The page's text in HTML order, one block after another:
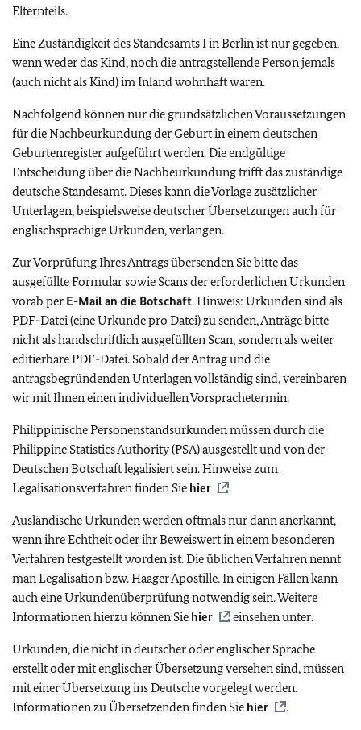
Elternteils.
Eine Zuständigkeit des Standesamts I in Berlin ist nur gegeben,
wenn weder das Kind, noch die antragstellende Person jemals
(auch nicht als Kind) im Inland wohnhaft waren.
Nachfolgend können nur die grundsätzlichen Voraussetzungen
für die Nachbeurkundung der Geburt in einem deutschen
Geburtenregister aufgeführt werden. Die endgültige
Entscheidung über die Nachbeurkundung trifft das zuständige
deutsche Standesamt. Dieses kann die Vorlage zusätzlicher
Unterlagen, beispielsweise deutscher Übersetzungen auch für
englischsprachige Urkunden, verlangen.
Zur Vorprüfung Ihres Antrags übersenden Sie bitte das
ausgefüllte Formular sowie Scans der erforderlichen Urkunden
vorab per E-Mailan die Botschaft. Hinweis: Urkunden sind als
PDF-Datei (eine Urkunde pro Datei) zu senden, Anträge bitte
nicht als handschriftlich ausgefüllten Scan, sondern als weiter
editierbare PDF-Datei. Sobald der Antrag und die
antragsbegründenden Unterlagen vollständig sind, vereinbaren
wir mit Ihnen einen individuellen Vorsprachetermin.
Philippinische Personenstandsurkunden müssen durch die
Philippine Statistics Authority (PSA) ausgestellt und von der
Deutschen Botschaft legalisiert sein. Hinweise zum
Legalisationsverfahren finden Sie hier .
Ausländische Urkunden werden oftmals nur dann anerkannt,
wenn ihre Echtheit oder ihr Beweiswert in einem besonderen
Verfahren festgestellt worden ist. Die üblichen Verfahren nennt
man Legalisation bzw. Haager Apostille. In einigen Fällen kann
auch eine Urkundenüberprüfung notwendig sein. Weitere
Informationen hierzu können Sie hier einsehen unter.
Urkunden, die nicht in deutscher oder englischer Sprache
erstellt oder mit englischer Übersetzung versehen sind, müssen
mit einer Übersetzung ins Deutsche vorgelegt werden.
Informationen zu Übersetzenden finden Sie hier .